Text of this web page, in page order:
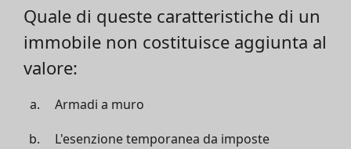
Quale di queste caratteristiche di un
immobile non costituisce aggiunta al
valore:
Armadi a muro
L'esenzione temporanea da imposte